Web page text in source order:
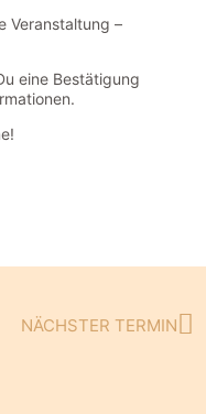
Veranstaltung –
eine Bestätigung
NÄCHSTER TERMIN